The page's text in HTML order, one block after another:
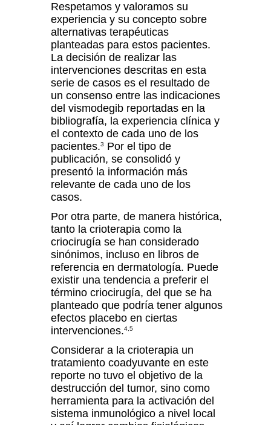
Respetamos y valoramos su
experiencia y su concepto sobre
alternativas terapéuticas
planteadas para estos pacientes.
La decisión de realizar las
intervenciones descritas en esta
serie de casos es el resultado de
un consenso entre las indicaciones
del vismodegib reportadas en la
bibliografía, la experiencia clínica y
el contexto de cada uno de los
pacientes.3
Por el tipo de
publicación, se consolidó y
presentó la información más
relevante de cada uno de los
casos.
Por otra parte, de manera histórica,
tanto la crioterapia como la
criocirugía se han considerado
sinónimos, incluso en libros de
referencia en dermatología. Puede
existir una tendencia a preferir el
término criocirugía, del que se ha
planteado que podría tener algunos
efectos placebo en ciertas
intervenciones.4,5
Considerar a la crioterapia un
tratamiento coadyuvante en este
reporte no tuvo el objetivo de la
destrucción del tumor, sino como
herramienta para la activación del
sistema inmunológico a nivel local